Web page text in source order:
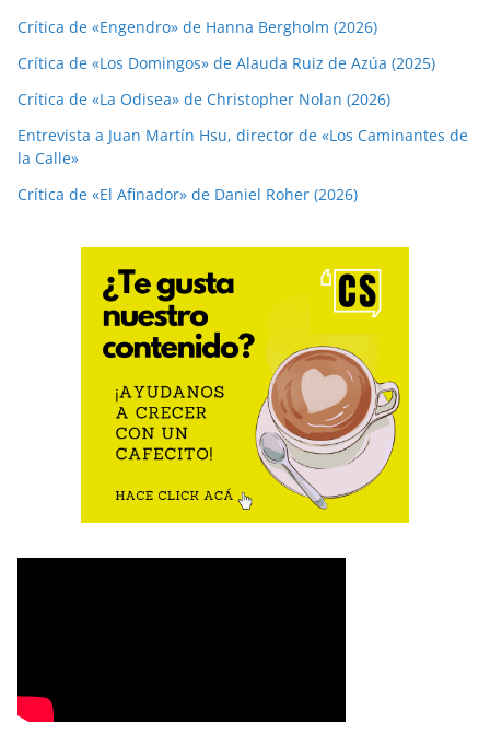
Crítica de «Engendro» de Hanna Bergholm (2026)
Crítica de «Los Domingos» de Alauda Ruiz de Azúa (2025)
Crítica de «La Odisea» de Christopher Nolan (2026)
Entrevista a Juan Martín Hsu, director de «Los Caminantes de
la Calle»
Crítica de «El Afinador» de Daniel Roher (2026)